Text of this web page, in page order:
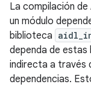
La compilación
un módulo
biblioteca
dependa de
indirecta a través
dependencias.